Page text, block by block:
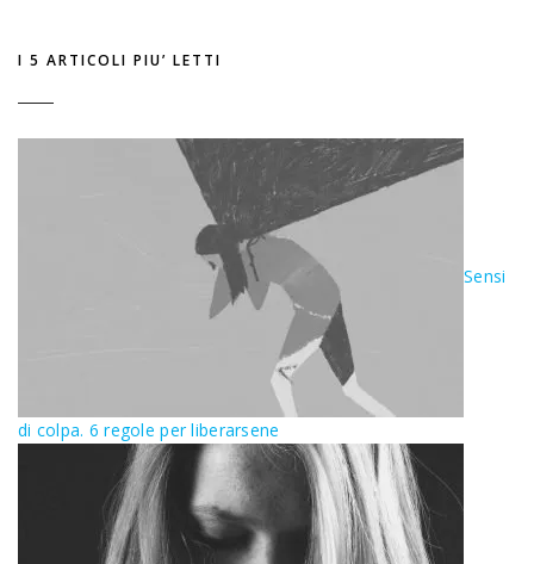
I 5 ARTICOLI PIU’ LETTI
Sensi
di colpa. 6 regole per liberarsene